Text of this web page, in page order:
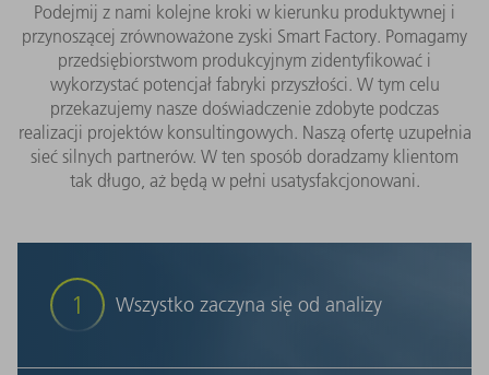
Podejmij z nami kolejne kroki w kierunku produktywnej i
przynoszącej zrównoważone zyski Smart Factory. Pomagamy
przedsiębiorstwom produkcyjnym zidentyfikować i
wykorzystać potencjał fabryki przyszłości. W tym celu
przekazujemy nasze doświadczenie zdobyte podczas
realizacji projektów konsultingowych. Naszą ofertę uzupełnia
sieć silnych partnerów. W ten sposób doradzamy klientom
tak długo, aż będą w pełni usatysfakcjonowani.
1 Wszystko zaczyna się od analizy
Analizujemy łańcuch procesów produkcyjnych w